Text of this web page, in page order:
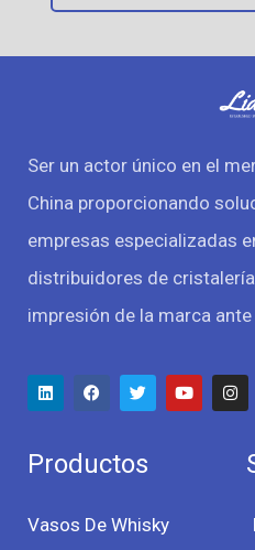
Ser un actor único en el
China proporcionando
empresas especializadas
distribuidores de
impresión de la marca ante
Productos
Vasos De Whisky